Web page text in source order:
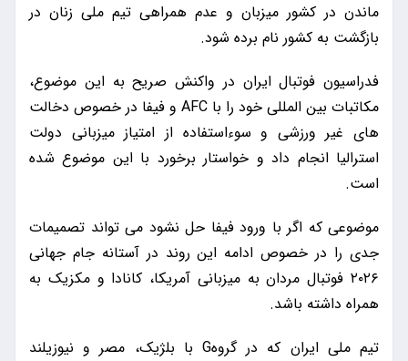
ماندن در کشور میزبان و عدم همراهی تیم ملی زنان در
بازگشت به کشور نام برده شود.
فدراسیون فوتبال ایران در واکنش صریح به این موضوع،
مکاتبات بین المللی خود را با AFC و فیفا در خصوص دخالت
های غیر ورزشی و سوءاستفاده از امتیاز میزبانی دولت
استرالیا انجام داد و خواستار برخورد با این موضوع شده
است.
موضوعی که اگر با ورود فیفا حل نشود می تواند تصمیمات
جدی را در خصوص ادامه این روند در آستانه جام جهانی
۲۰۲۶ فوتبال مردان به میزبانی آمریکا، کانادا و مکزیک به
همراه داشته باشد.
تیم ملی ایران که در گروهG با بلژیک، مصر و نیوزیلند